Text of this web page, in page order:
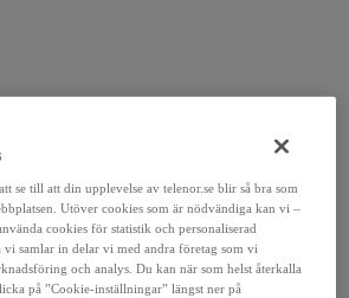
se till att din upplevelse av telenor.se blir så bra som
Utöver cookies som är nödvändiga kan vi –
cookies för statistik och personaliserad
samlar in delar vi med andra företag som vi
och analys. Du kan när som helst återkalla
på ”Cookie-inställningar” längst ner på